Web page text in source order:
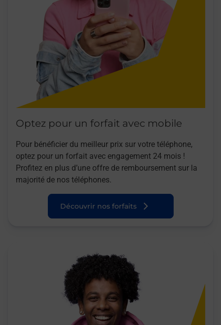
Optez pour un forfait avec mobile
Pour bénéficier du meilleur prix sur votre téléphone,
optez pour un forfait avec engagement 24 mois !
Profitez en plus d’une offre de remboursement sur la
majorité de nos téléphones.
Découvrir nos forfaits